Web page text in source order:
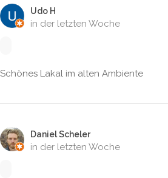
Udo H
in der letzten Woche
Schönes Lakal im alten Ambiente
Daniel Scheler
in der letzten Woche